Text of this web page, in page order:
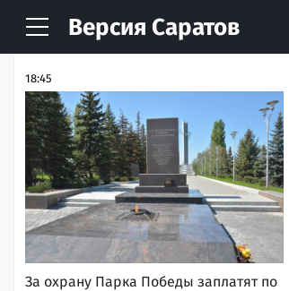
Версия Саратов
НОВОСТИ АРХИВ
18:45
За охрану Парка Победы заплатят по